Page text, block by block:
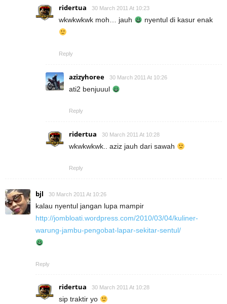
ridertua 30 March 2011 At 10:23
wkwkwkwk moh… jauh nyentul di kasur enak
Reply
azizyhoree 30 March 2011 At 10:26
ati2 benjuuul
Reply
ridertua 30 March 2011 At 10:28
wkwkwkwk.. aziz jauh dari sawah
Reply
bjl 30 March 2011 At 10:26
kalau nyentul jangan lupa mampir
http://jombloati.wordpress.com/2010/03/04/kuliner-
warung-jambu-pengobat-lapar-sekitar-sentul/
Reply
ridertua 30 March 2011 At 10:28
sip traktir yo